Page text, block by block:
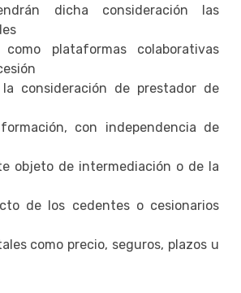
dicha consideración las
plataformas colaborativas
consideración de prestador de
con independencia de
objeto de intermediación o de la
de los cedentes o cesionarios
como precio, seguros, plazos u